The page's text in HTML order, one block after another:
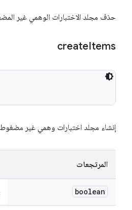
حذف مجلد الاختبارات الوهمي غير
createItems
إنشاء مجلد اختبارات وهمي غير
المرتجعات
boolean